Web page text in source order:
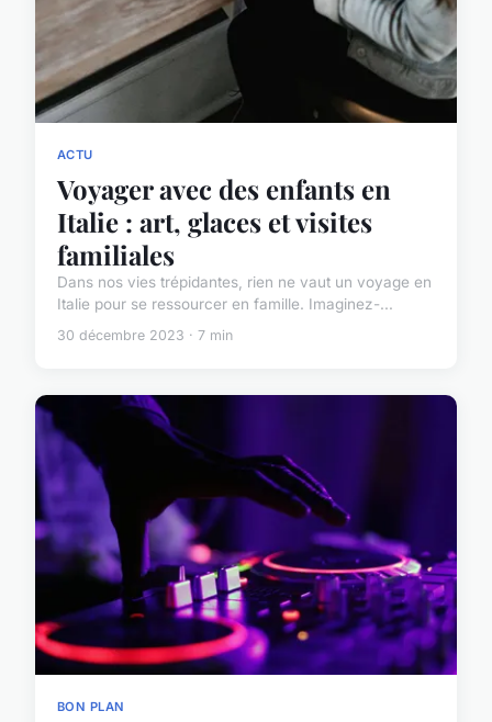
ACTU
Voyager avec des enfants en
Italie : art, glaces et visites
familiales
Dans nos vies trépidantes, rien ne vaut un voyage en
Italie pour se ressourcer en famille. Imaginez-...
30 décembre 2023 · 7 min
BON PLAN